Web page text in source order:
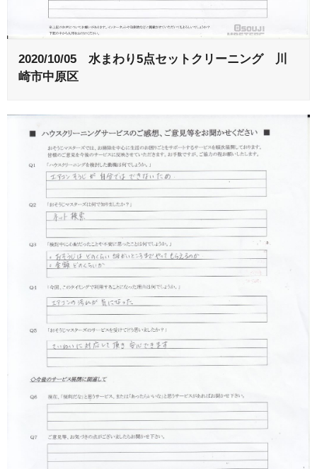
2020/10/05 水まわり5点セットクリーニング 川
崎市中原区